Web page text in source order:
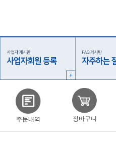
주문내역 장바구니